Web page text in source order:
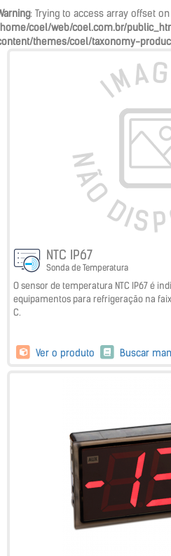
: Trying to access array offset
coel/web/coel.com.br/
themes/coel/taxonomy-
NTC IP67
Sonda de Temperatura
O sensor de temperatura NTC IP67 é
equipamentos para refrigeração na
C.
Ver o produto Buscar